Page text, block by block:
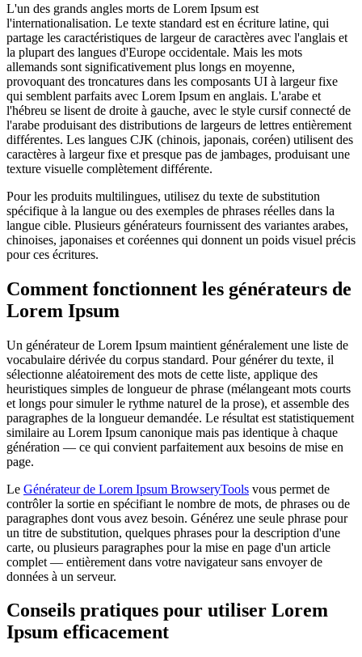
L'un des grands angles morts de Lorem Ipsum est
l'internationalisation. Le texte standard est en écriture latine, qui
partage les caractéristiques de largeur de caractères avec l'anglais et
la plupart des langues d'Europe occidentale. Mais les mots
allemands sont significativement plus longs en moyenne,
provoquant des troncatures dans les composants UI à largeur fixe
qui semblent parfaits avec Lorem Ipsum en anglais. L'arabe et
l'hébreu se lisent de droite à gauche, avec le style cursif connecté de
l'arabe produisant des distributions de largeurs de lettres entièrement
différentes. Les langues CJK (chinois, japonais, coréen) utilisent des
caractères à largeur fixe et presque pas de jambages, produisant une
texture visuelle complètement différente.
Pour les produits multilingues, utilisez du texte de substitution
spécifique à la langue ou des exemples de phrases réelles dans la
langue cible. Plusieurs générateurs fournissent des variantes arabes,
chinoises, japonaises et coréennes qui donnent un poids visuel précis
pour ces écritures.
Comment fonctionnent les générateurs de
Lorem Ipsum
Un générateur de Lorem Ipsum maintient généralement une liste de
vocabulaire dérivée du corpus standard. Pour générer du texte, il
sélectionne aléatoirement des mots de cette liste, applique des
heuristiques simples de longueur de phrase (mélangeant mots courts
et longs pour simuler le rythme naturel de la prose), et assemble des
paragraphes de la longueur demandée. Le résultat est statistiquement
similaire au Lorem Ipsum canonique mais pas identique à chaque
génération — ce qui convient parfaitement aux besoins de mise en
page.
Le Générateur de Lorem Ipsum BrowseryTools vous permet de
contrôler la sortie en spécifiant le nombre de mots, de phrases ou de
paragraphes dont vous avez besoin. Générez une seule phrase pour
un titre de substitution, quelques phrases pour la description d'une
carte, ou plusieurs paragraphes pour la mise en page d'un article
complet — entièrement dans votre navigateur sans envoyer de
données à un serveur.
Conseils pratiques pour utiliser Lorem
Ipsum efficacement